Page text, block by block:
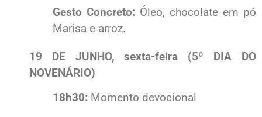
Gesto Concreto: Óleo, chocolate em pó
Marisa e arroz.
19 DE JUNHO, sexta-feira (5º DIA DO
NOVENÁRIO)
18h30: Momento devocional